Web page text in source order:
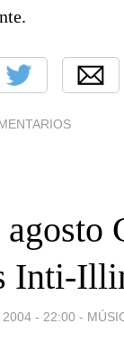
Inti-
- 22:00 -